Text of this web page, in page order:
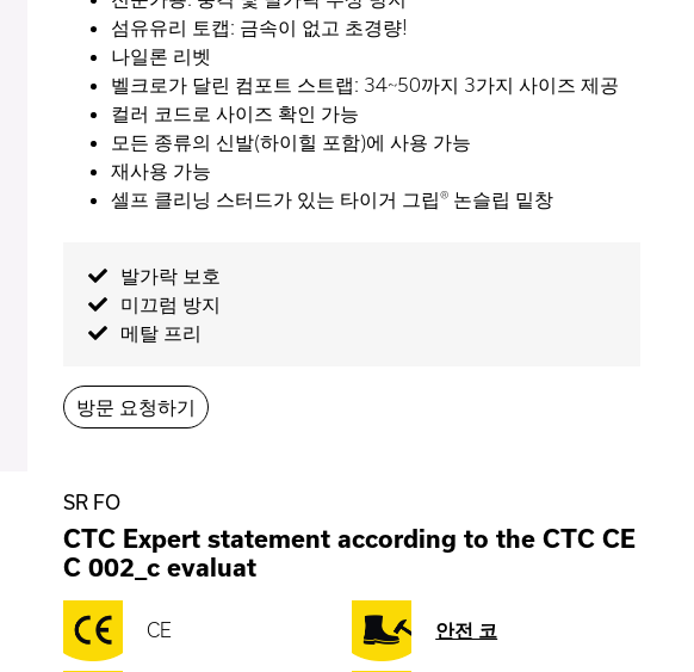
섬유유리 토캡: 금속이 없고 초경량!
나일론 리벳
벨크로가 달린 컴포트 스트랩: 34~50까지 3가지 사이즈 제공
컬러 코드로 사이즈 확인 가능
모든 종류의 신발(하이힐 포함)에 사용 가능
재사용 가능
셀프 클리닝 스터드가 있는 타이거 그립® 논슬립 밑창
발가락 보호
미끄럼 방지
메탈 프리
방문 요청하기
SR FO
CTC Expert statement according to the CTC CE
C 002_c evaluat
CE 안전 코